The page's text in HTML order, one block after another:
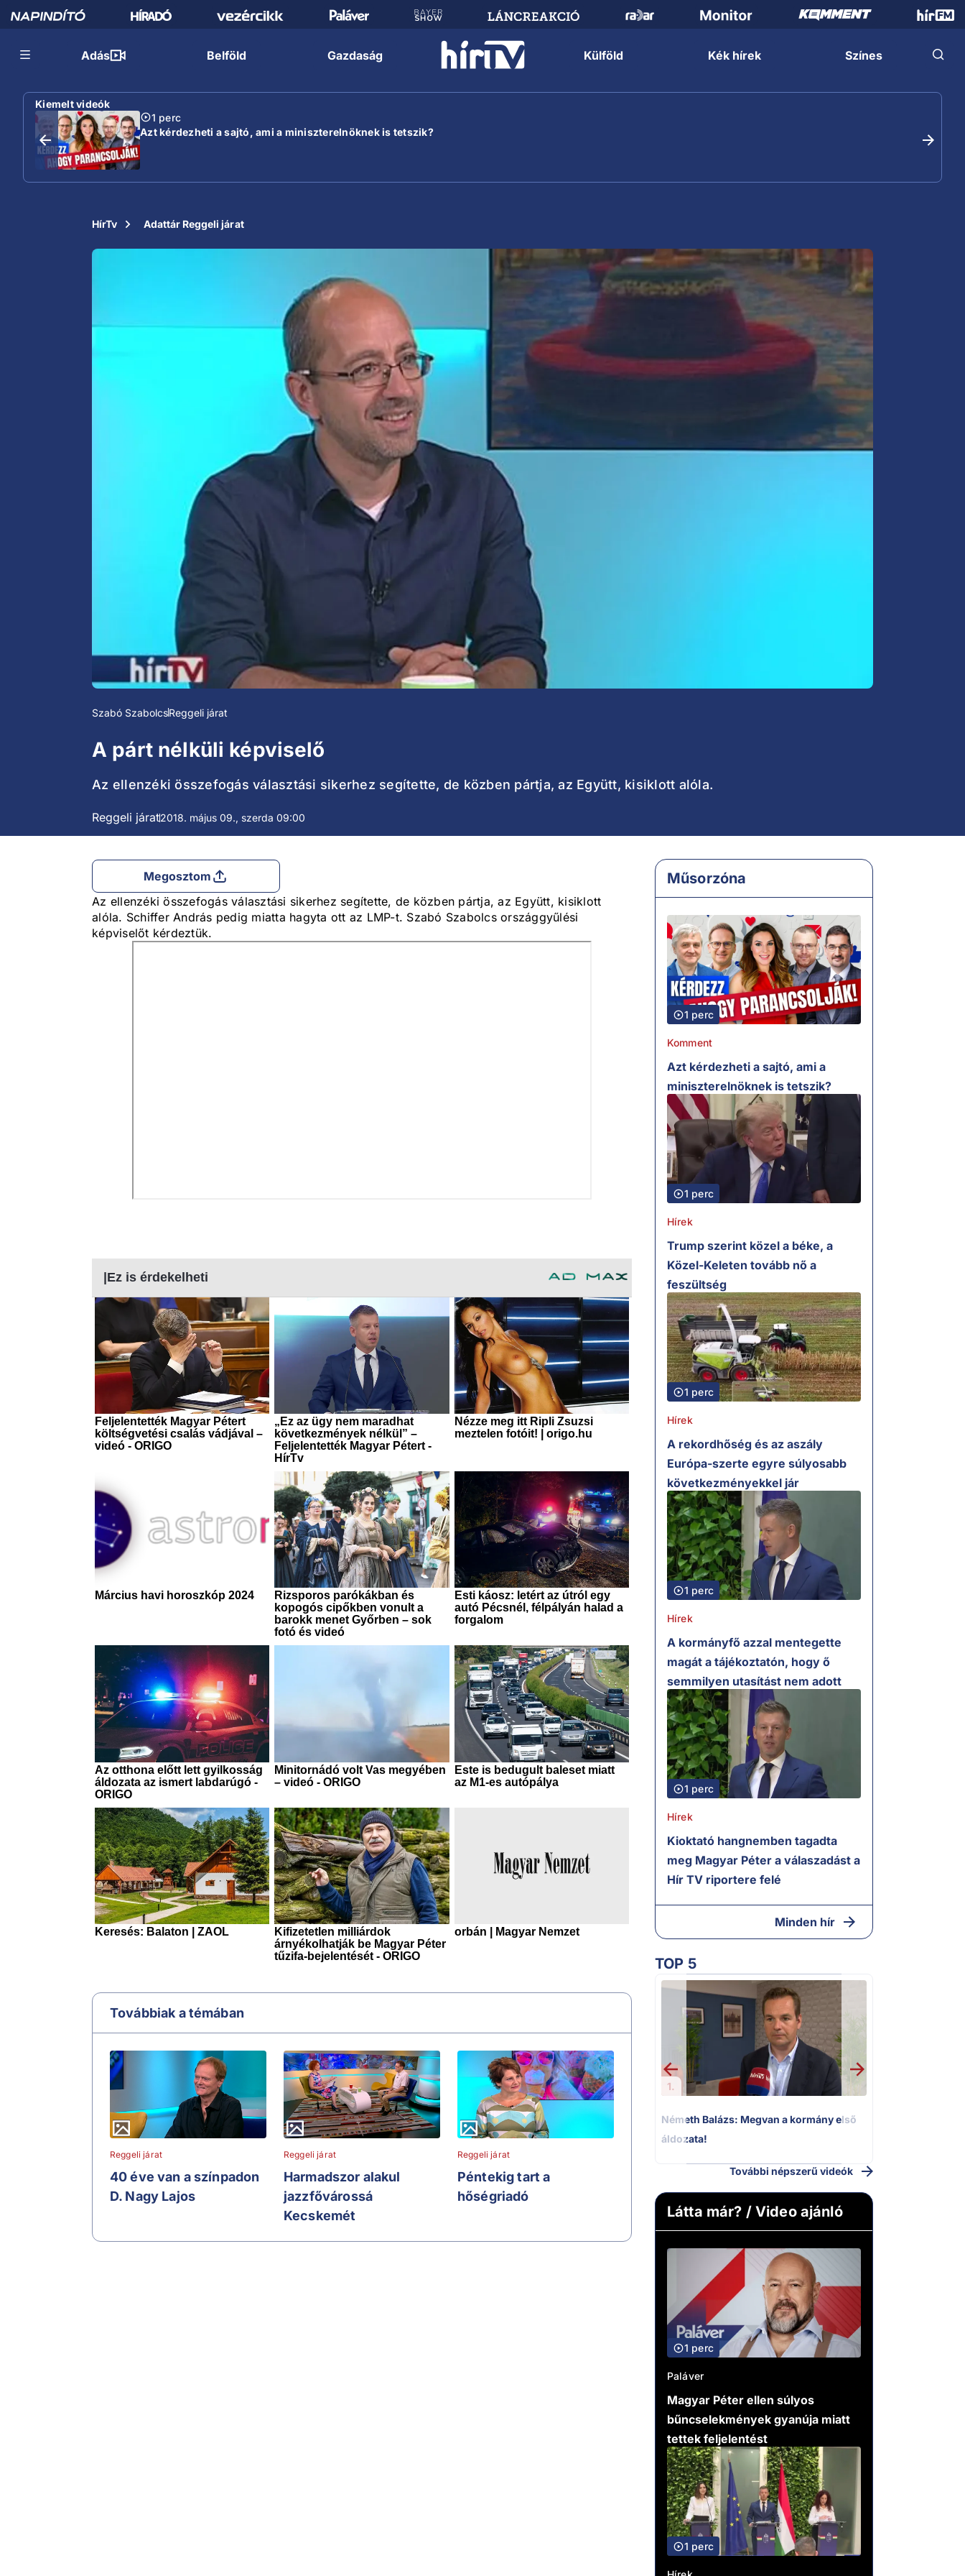
Adás Belföld Gazdaság Külföld Kék hírek Színes
Kiemelt videók
1 perc
Azt kérdezheti a sajtó, ami a miniszterelnöknek is tetszik?
HírTv Adattár Reggeli járat
Szabó SzabolcsReggeli járat
A párt nélküli képviselő
Az ellenzéki összefogás választási sikerhez segítette, de közben pártja, az Együtt, kisiklott alóla.
Reggeli járat2018. május 09., szerda 09:00
Megosztom
Az ellenzéki összefogás választási sikerhez segítette, de közben pártja, az Együtt, kisiklott
alóla. Schiffer András pedig miatta hagyta ott az LMP-t. Szabó Szabolcs országgyűlési
képviselőt kérdeztük.
Továbbiak a témában
Reggeli járat
40 éve van a színpadon
D. Nagy Lajos
Reggeli járat
Harmadszor alakul
jazzfővárossá
Kecskemét
Reggeli járat
Péntekig tart a
hőségriadó
Műsorzóna
1 perc
Komment
Azt kérdezheti a sajtó, ami a
miniszterelnöknek is tetszik?
1 perc
Hírek
Trump szerint közel a béke, a
Közel-Keleten tovább nő a
feszültség
1 perc
Hírek
A rekordhőség és az aszály
Európa-szerte egyre súlyosabb
következményekkel jár
1 perc
Hírek
A kormányfő azzal mentegette
magát a tájékoztatón, hogy ő
semmilyen utasítást nem adott
1 perc
Hírek
Kioktató hangnemben tagadta
meg Magyar Péter a válaszadást a
Hír TV riportere felé
Minden hír
TOP 5
1.
Németh Balázs: Megvan a kormány első
áldozata!
További népszerű videók
Látta már? / Video ajánló
1 perc
Paláver
Magyar Péter ellen súlyos
bűncselekmények gyanúja miatt
tettek feljelentést
1 perc